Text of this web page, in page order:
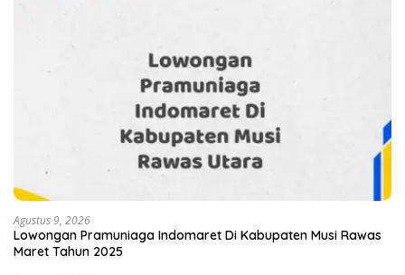
Agustus 9, 2026
Lowongan Pramuniaga Indomaret Di Kabupaten Musi Rawas
Maret Tahun 2025